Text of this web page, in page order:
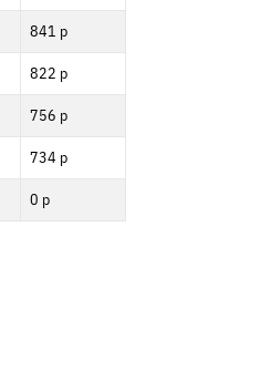
841 p
822 p
756 p
734 p
0 p